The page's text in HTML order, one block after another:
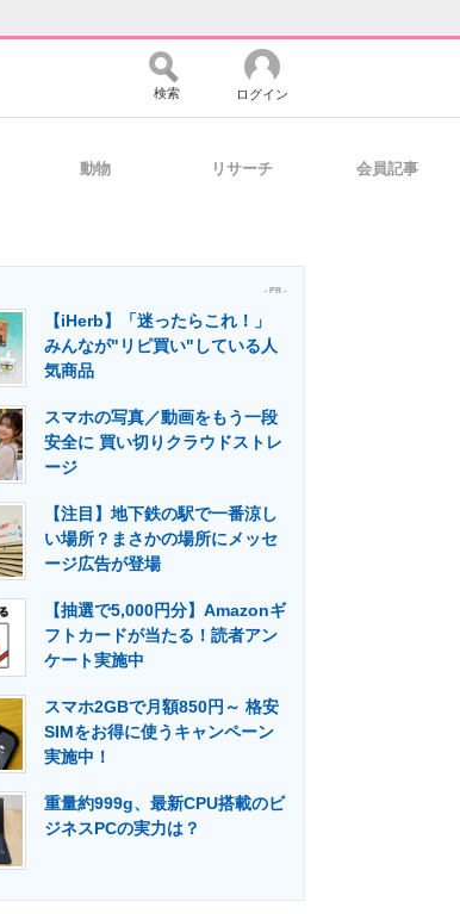
マーケ×ITの今がよく分かる
建設×テクノロジーの最前線
検索 ログイン
動物 リサーチ 会員記事
- PR -
【iHerb】「迷ったらこれ！」
みんなが"リピ買い"している人
気商品
スマホの写真／動画をもう一段
安全に 買い切りクラウドストレ
ージ
【注目】地下鉄の駅で一番涼し
い場所？まさかの場所にメッセ
ージ広告が登場
【抽選で5,000円分】Amazonギ
フトカードが当たる！読者アン
ケート実施中
スマホ2GBで月額850円～ 格安
SIMをお得に使うキャンペーン
実施中！
重量約999g、最新CPU搭載のビ
ジネスPCの実力は？